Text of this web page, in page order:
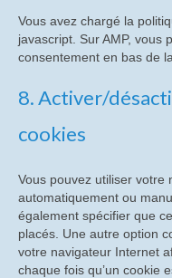
Vous avez chargé la
javascript. Sur AMP, vous
consentement en bas de
8. Activer/
cookies
Vous pouvez utiliser votre
automatiquement ou
également spécifier que
placés. Une autre option
votre navigateur Internet
chaque fois qu’un cookie